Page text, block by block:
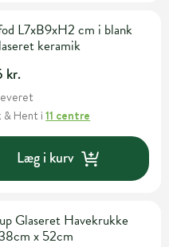
L7xB9xH2 cm i blank
keramik
kr.
& Hent i11 centre
Læg i kurv
Glaseret Havekrukke
x 52cm